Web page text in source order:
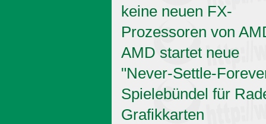
keine neuen FX-
Prozessoren von
AMD startet neue
"Never-Settle-
Spielebündel für
Grafikkarten